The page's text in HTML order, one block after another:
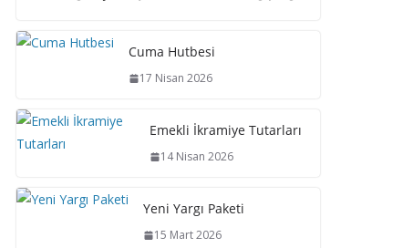
Cuma Hutbesi
17 Nisan 2026
Emekli İkramiye Tutarları
14 Nisan 2026
Yeni Yargı Paketi
15 Mart 2026